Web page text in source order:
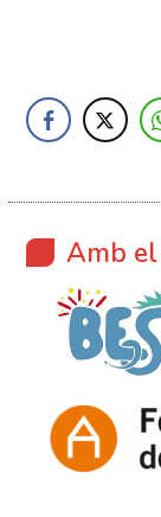
Amb